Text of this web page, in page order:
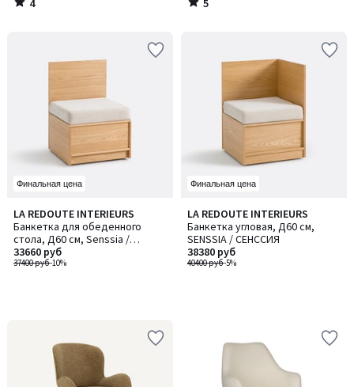
4
/
5
/
Финальная цена
LA REDOUTE INTERIEURS
Банкетка для обеденного
стола, Д60 см, Senssia /
Сенссиа
37400 руб-10%
33660 руб
Финальная цена
LA REDOUTE INTERIEURS
Банкетка угловая, Д60 см,
SENSSIA / СЕНССИЯ
40400 руб-5%
38380 руб